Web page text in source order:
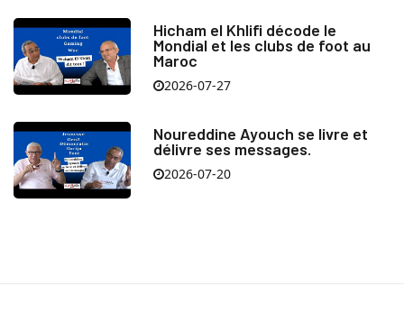
Hicham el Khlifi décode le
Mondial et les clubs de foot au
Maroc
2026-07-27
Noureddine Ayouch se livre et
délivre ses messages.
2026-07-20